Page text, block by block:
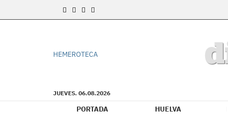
HEMEROTECA
JUEVES. 06.08.2026
PORTADA HUELVA